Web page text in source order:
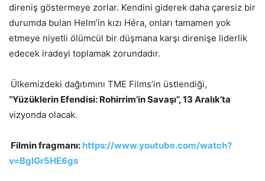
direniş göstermeye zorlar. Kendini giderek daha çaresiz bir
durumda bulan Helm’in kızı Héra, onları tamamen yok
etmeye niyetli ölümcül bir düşmana karşı direnişe liderlik
edecek iradeyi toplamak zorundadır.
Ülkemizdeki dağıtımını TME Films’in üstlendiği,
“Yüzüklerin Efendisi: Rohirrim’in Savaşı”, 13 Aralık’ta
vizyonda olacak.
Filmin fragmanı: https://www.youtube.com/watch?
v=BglGr5HE6gs